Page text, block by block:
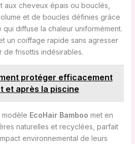
aux cheveux épais ou bouclés,
et de boucles définies grâce
diffuse la chaleur uniformément.
un coiffage rapide sans agresser
de frisottis indésirables.
protéger efficacement
et après la piscine
modèle EcoHair Bamboo met en
naturelles et recyclées, parfait
environnemental de leurs